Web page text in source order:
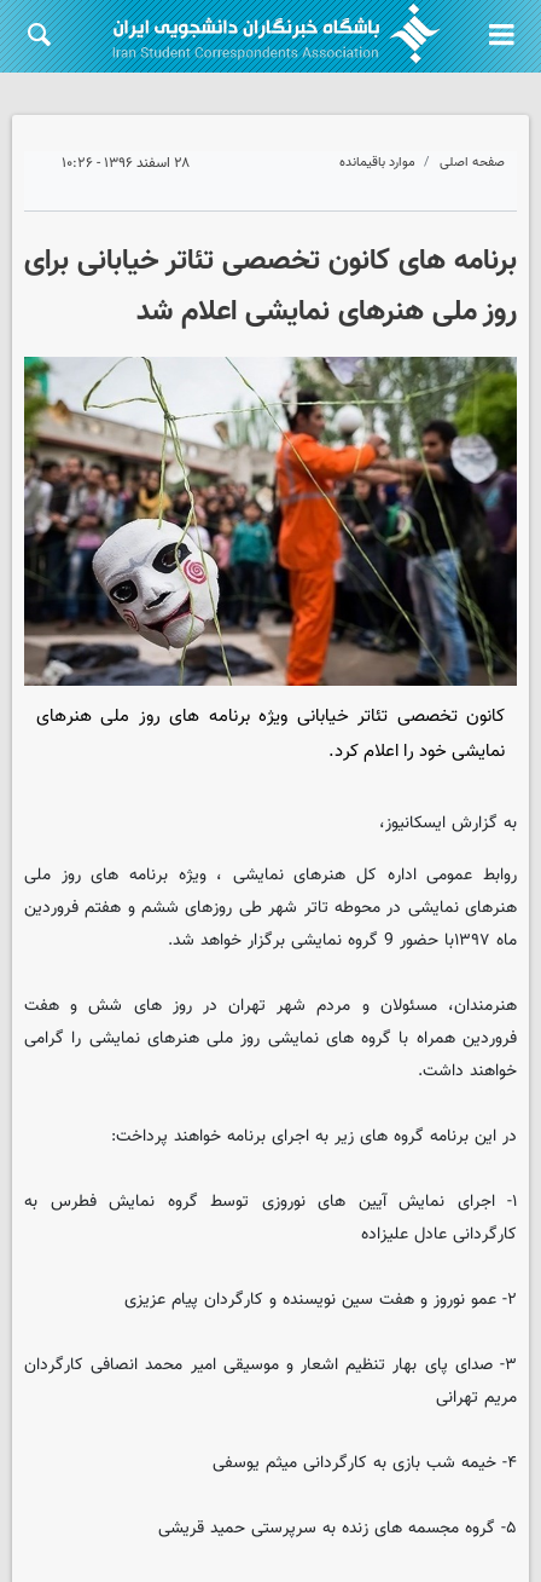
صفحه اصلی موارد باقیمانده ۲۸ اسفند ۱۳۹۶ - ۱۰:۲۶
برنامه های کانون تخصصی تئاتر خیابانی برای
روز ملی هنرهای نمایشی اعلام شد
کانون تخصصی تئاتر خیابانی ویژه برنامه های روز ملی هنرهای
نمایشی خود را اعلام کرد.
به گزارش ایسکانیوز،
روابط عمومی اداره کل هنرهای نمایشی ، ویژه برنامه های روز ملی
هنرهای نمایشی در محوطه تاتر شهر طی روزهای ششم و هفتم فروردین
ماه ۱۳۹۷با حضور 9 گروه نمایشی برگزار خواهد شد.
هنرمندان، مسئولان و مردم شهر تهران در روز های شش و هفت
فروردین همراه با گروه های نمایشی روز ملی هنرهای نمایشی را گرامی
خواهند داشت.
در این برنامه گروه های زیر به اجرای برنامه خواهند پرداخت:
۱- اجرای نمایش آیین های نوروزی توسط گروه نمایش فطرس به
کارگردانی عادل علیزاده
۲- عمو نوروز و هفت سین نویسنده و کارگردان پیام عزیزی
۳- صدای پای بهار تنظیم اشعار و موسیقی امیر محمد انصافی کارگردان
مریم تهرانی
۴- خیمه شب بازی به کارگردانی میثم یوسفی
۵- گروه مجسمه های زنده به سرپرستی حمید قریشی